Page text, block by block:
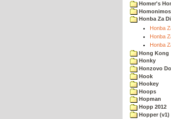
Homer's
Homonimos
Honba Za
Honba
Honba
Honba
Hong Kong
Honky
Honzovo
Hook
Hookey
Hoops
Hopman
Hopp 2012
Hopper (v1)